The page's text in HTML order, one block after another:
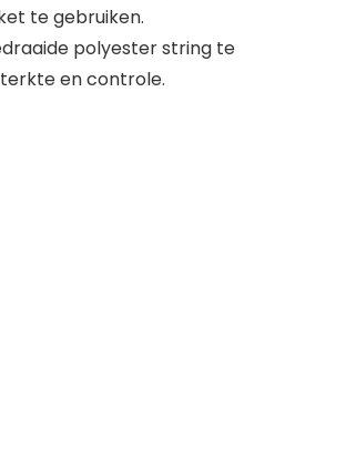
te gebruiken.
polyester string te
en controle.